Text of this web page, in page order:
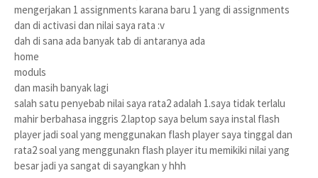
mengerjakan 1 assignments karana baru 1 yang di assignments
dan di activasi dan nilai saya rata :v
dah di sana ada banyak tab di antaranya ada
home
moduls
dan masih banyak lagi
salah satu penyebab nilai saya rata2 adalah 1.saya tidak terlalu
mahir berbahasa inggris 2.laptop saya belum saya instal flash
player jadi soal yang menggunakan flash player saya tinggal dan
rata2 soal yang menggunakn flash player itu memikiki nilai yang
besar jadi ya sangat di sayangkan y hhh